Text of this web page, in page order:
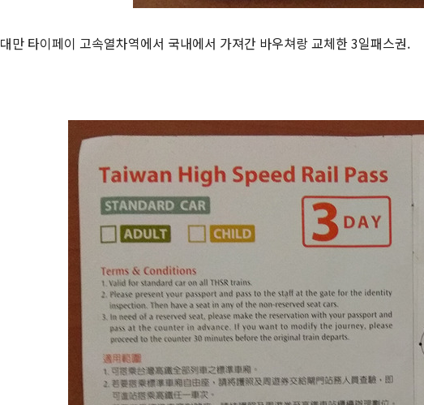
대만 타이페이 고속열차역에서 국내에서 가져간 바우쳐랑 교체한 3일패스권.